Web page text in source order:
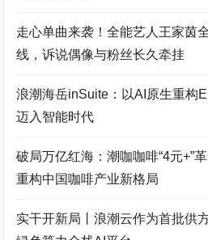
走心单曲来袭！全能艺人王家茵
线，诉说偶像与粉丝长久牵挂
浪潮海岳inSuite：以AI原生重构
迈入智能时代
破局万亿红海：潮咖咖啡“4元+”
重构中国咖啡产业新格局
实干开新局丨浪潮云作为首批供